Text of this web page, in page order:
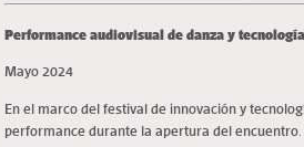
Performance audiovisual de danza y tecnología
Mayo 2024
En el marco del festival de innovación y
performance durante la apertura del encuentro.